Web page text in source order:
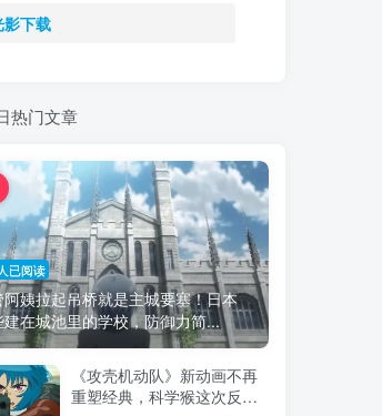
影下载
热门文章
已阅读
阿姨拉起吊桥就是主城要塞！日本
建在城池里的学校，防御力简...
《攻壳机动队》新动画不再
重塑经典，科学猴这次反而